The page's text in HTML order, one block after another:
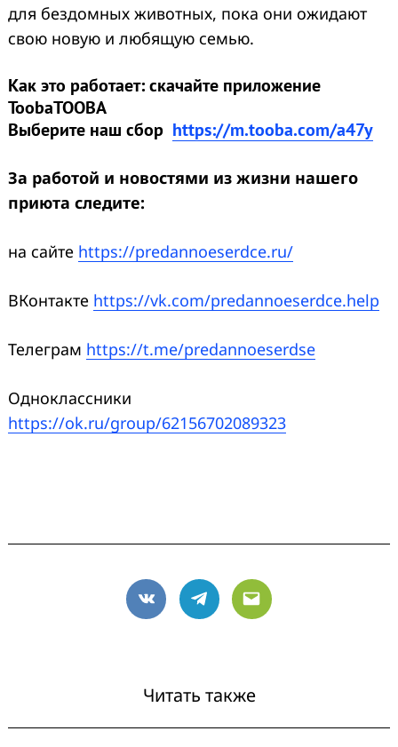
для бездомных животных, пока они ожидают
свою новую и любящую семью.
Как это работает: скачайте приложение
ToobaТООВА
Выберите наш сбор https://m.tooba.com/a47y
За работой и новостями из жизни нашего
приюта следите:
на сайте https://predannoeserdce.ru/
ВКонтакте https://vk.com/predannoeserdce.help
Телеграм https://t.me/predannoeserdse
Одноклассники
https://ok.ru/group/62156702089323
VK Telegram
Email
Читать также